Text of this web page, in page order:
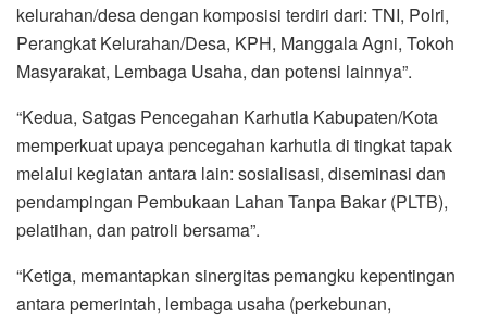
kelurahan/desa dengan komposisi terdiri dari: TNI, Polri,
Perangkat Kelurahan/Desa, KPH, Manggala Agni, Tokoh
Masyarakat, Lembaga Usaha, dan potensi lainnya”.
“Kedua, Satgas Pencegahan Karhutla Kabupaten/Kota
memperkuat upaya pencegahan karhutla di tingkat tapak
melalui kegiatan antara lain: sosialisasi, diseminasi dan
pendampingan Pembukaan Lahan Tanpa Bakar (PLTB),
pelatihan, dan patroli bersama”.
“Ketiga, memantapkan sinergitas pemangku kepentingan
antara pemerintah, lembaga usaha (perkebunan,